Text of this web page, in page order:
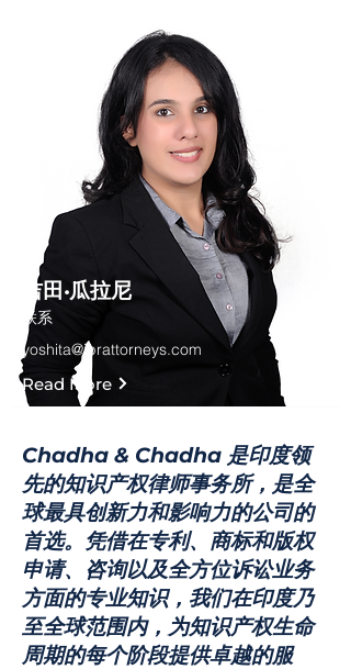
吉田·瓜拉尼
联系
yoshita@iprattorneys.com
Read More
Chadha & Chadha 是印度领
先的知识产权律师事务所，是全
球最具创新力和影响力的公司的
首选。凭借在专利、商标和版权
申请、咨询以及全方位诉讼业务
方面的专业知识，我们在印度乃
至全球范围内，为知识产权生命
周期的每个阶段提供卓越的服